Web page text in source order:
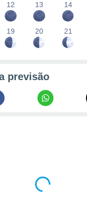
12 13 14
19 20 21
previsão